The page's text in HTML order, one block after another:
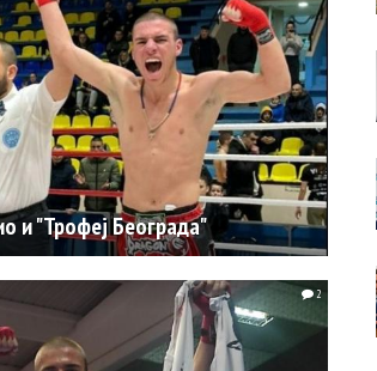
и "Трофеј Београда"
2